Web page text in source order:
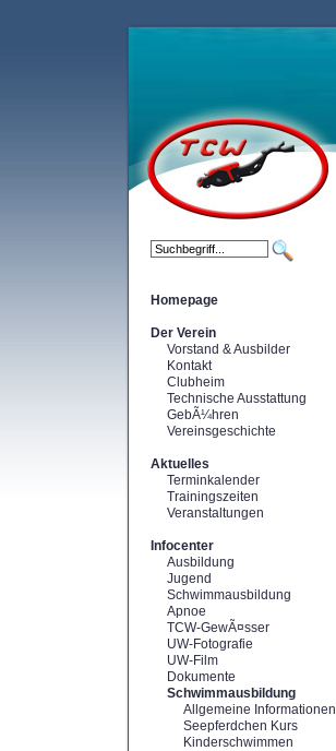
Homepage
Der Verein
Vorstand & Ausbilder
Kontakt
Clubheim
Technische Ausstattung
GebÃ¼hren
Vereinsgeschichte
Aktuelles
Terminkalender
Trainingszeiten
Veranstaltungen
Infocenter
Ausbildung
Jugend
Schwimmausbildung
Apnoe
TCW-GewÃ¤sser
UW-Fotografie
UW-Film
Dokumente
Schwimmausbildung
Allgemeine Informationen
Seepferdchen Kurs
Kinderschwimmen